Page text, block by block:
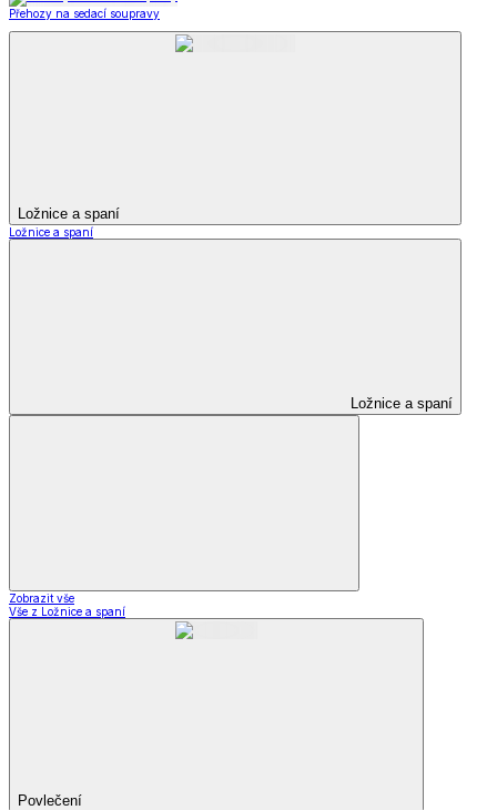
Přehozy na sedací soupravy
Ložnice a spaní
Ložnice a spaní
Ložnice a spaní
Zobrazit vše
Vše z Ložnice a spaní
Povlečení